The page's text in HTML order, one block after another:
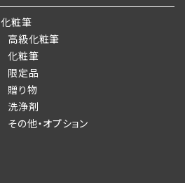
化粧筆
高級化粧筆
化粧筆
限定品
贈り物
洗浄剤
その他・オプション